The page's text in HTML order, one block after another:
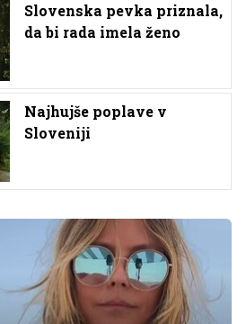
Slovenska pevka priznala,
da bi rada imela ženo
Najhujše poplave v
Sloveniji